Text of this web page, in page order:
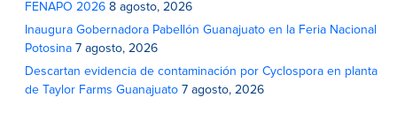
FENAPO 2026 8 agosto, 2026
Inaugura Gobernadora Pabellón Guanajuato en la Feria Nacional
Potosina 7 agosto, 2026
Descartan evidencia de contaminación por Cyclospora en planta
de Taylor Farms Guanajuato 7 agosto, 2026